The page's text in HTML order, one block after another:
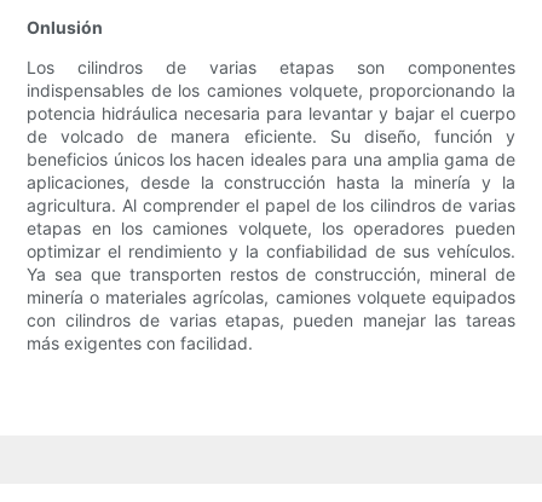
Onlusión
Los cilindros de varias etapas son componentes
indispensables de los camiones volquete, proporcionando la
potencia hidráulica necesaria para levantar y bajar el cuerpo
de volcado de manera eficiente. Su diseño, función y
beneficios únicos los hacen ideales para una amplia gama de
aplicaciones, desde la construcción hasta la minería y la
agricultura. Al comprender el papel de los cilindros de varias
etapas en los camiones volquete, los operadores pueden
optimizar el rendimiento y la confiabilidad de sus vehículos.
Ya sea que transporten restos de construcción, mineral de
minería o materiales agrícolas, camiones volquete equipados
con cilindros de varias etapas, pueden manejar las tareas
más exigentes con facilidad.